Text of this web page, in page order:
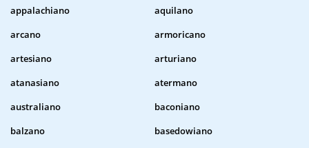
appalachiano
aquilano
arcano
armoricano
artesiano
arturiano
atanasiano
atermano
australiano
baconiano
balzano
basedowiano